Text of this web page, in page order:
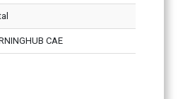
CAE